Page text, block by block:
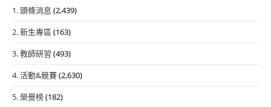
1. 頭條消息 (2,439)
2. 新生專區 (163)
3. 教師研習 (493)
4. 活動&競賽(2,630)
5. 榮譽榜(182)